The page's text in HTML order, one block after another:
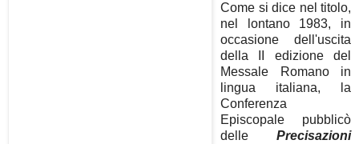
Come si dice nel titolo,
nel lontano 1983, in
occasione dell'uscita
della II edizione del
Messale Romano in
lingua italiana, la
Conferenza
Episcopale pubblicò
delle Precisazioni